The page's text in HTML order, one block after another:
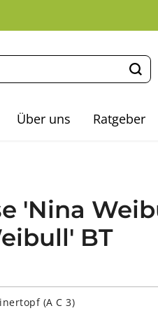
Über uns Ratgeber
'Nina
BT